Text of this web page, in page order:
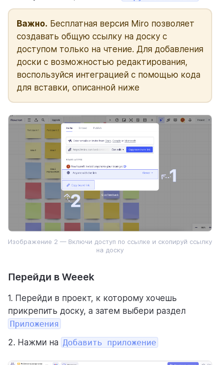
Важно. Бесплатная версия Miro позволяет
создавать общую ссылку на доску с
доступом только на чтение. Для добавления
доски с возможностью редактирования,
воспользуйся интеграцией с помощью кода
для вставки, описанной ниже
Изображение 2 — Включи доступ по ссылке и скопируй ссылку
на доску
Перейди в Weeek
1. Перейди в проект, к которому хочешь
прикрепить доску, а затем выбери раздел
Приложения
2. Нажми на Добавить приложение